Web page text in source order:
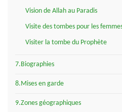
Vision de Allah au Paradis
Visite des tombes pour les
Visiter la tombe du Prophète
7.Biographies
8.Mises en garde
9.Zones géographiques